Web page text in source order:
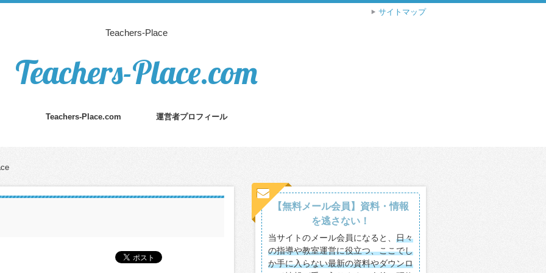
Teachers-Place
Teachers-Place.com
Teachers-Place.com 運営者プロフィール
【無料メール会員】資料・情報
を逃さない！
当サイトのメール会員になると、 日々
の指導や教室運営に役立つ、ここでし
か手に入らない最新の資料やダウンロ
サイトマップ